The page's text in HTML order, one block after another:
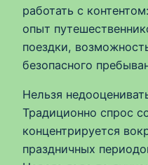
работать с
опыт
поездки,
безопасного
Нельзя
Традиционно спрос
концентрируется
праздничных